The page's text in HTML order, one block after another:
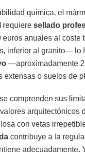
química, el
requiere sellado
anuales al coste
inferior al granito— lo
—aproximadamente
extensas o suelos de
comprenden sus
arquitectónicos
con vetas
contribuye a la
adecuadamente.